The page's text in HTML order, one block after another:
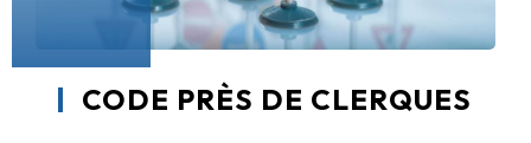
CODE PRÈS DE CLERQUES